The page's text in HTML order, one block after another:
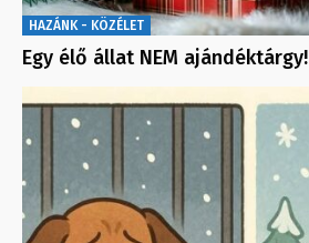
HAZÁNK - KÖZÉLET
Egy élő állat NEM ajándéktárgy!